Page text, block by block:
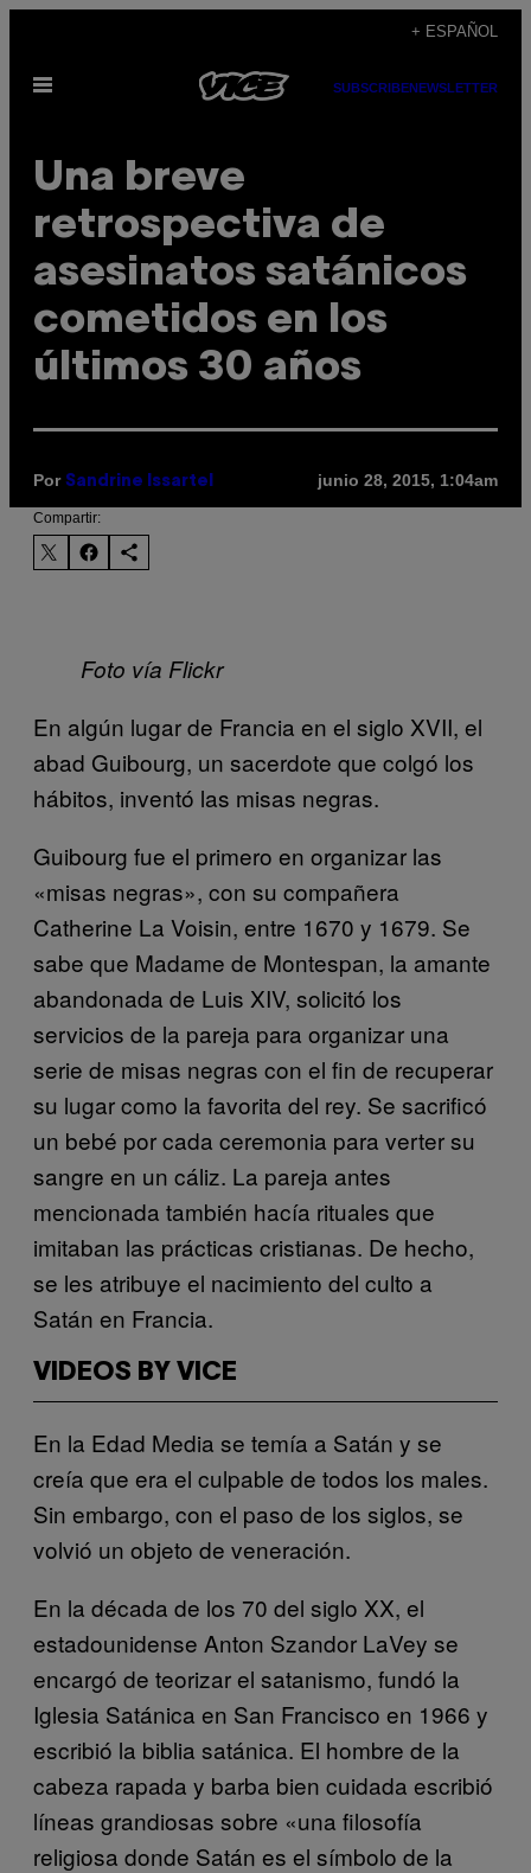
contenido
+ ESPAÑOL
Abrir
SUBSCRIBENEWSLETTER
Una breve
retrospectiva de
asesinatos satánicos
cometidos en los
últimos 30 años
Por Sandrine Issartel junio 28, 2015, 1:04am
Compartir:
Foto vía Flickr
En algún lugar de Francia en el siglo XVII, el
abad Guibourg, un sacerdote que colgó los
hábitos, inventó las misas negras.
Guibourg fue el primero en organizar las
«misas negras», con su compañera
Catherine La Voisin, entre 1670 y 1679. Se
sabe que Madame de Montespan, la amante
abandonada de Luis XIV, solicitó los
servicios de la pareja para organizar una
serie de misas negras con el fin de recuperar
su lugar como la favorita del rey. Se sacrificó
un bebé por cada ceremonia para verter su
sangre en un cáliz. La pareja antes
mencionada también hacía rituales que
imitaban las prácticas cristianas. De hecho,
se les atribuye el nacimiento del culto a
Satán en Francia.
VIDEOS BY VICE
En la Edad Media se temía a Satán y se
creía que era el culpable de todos los males.
Sin embargo, con el paso de los siglos, se
volvió un objeto de veneración.
En la década de los 70 del siglo XX, el
estadounidense Anton Szandor LaVey se
encargó de teorizar el satanismo, fundó la
Iglesia Satánica en San Francisco en 1966 y
escribió la biblia satánica. El hombre de la
cabeza rapada y barba bien cuidada escribió
líneas grandiosas sobre «una filosofía
religiosa donde Satán es el símbolo de la